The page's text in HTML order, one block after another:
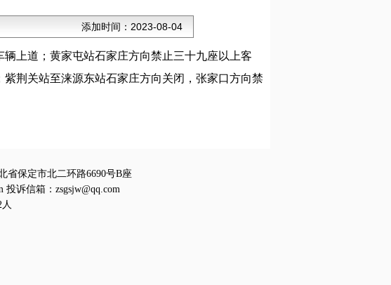
添加时间： 2023-08-04
上道；黄家屯站石家庄方向禁止三十九座以上客
荆关站至涞源东站石家庄方向关闭，张家口方向禁
省保定市北二环路6690号B座
投诉信箱：zsgsjw@qq.com